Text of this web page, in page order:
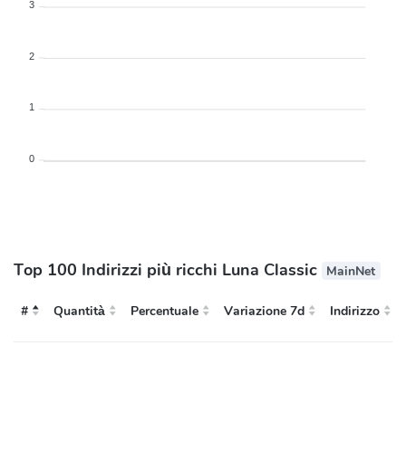
3
2
1
0
Top 100 Indirizzi più ricchi Luna Classic MainNet
# Quantità Percentuale Variazione 7d
Indirizzo